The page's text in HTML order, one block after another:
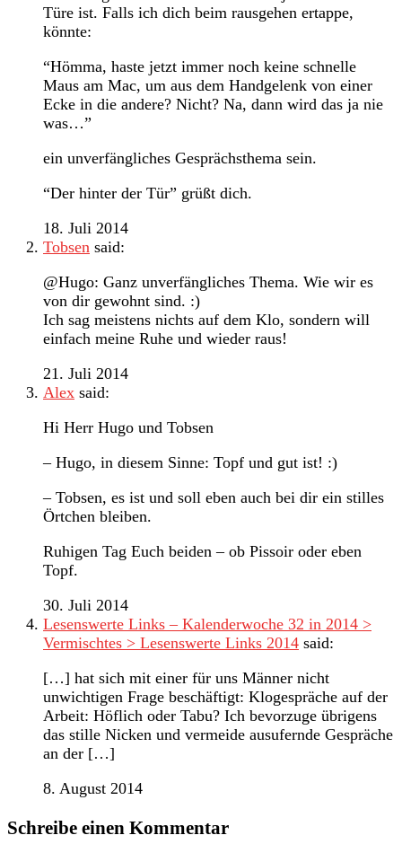
Türe ist. Falls ich dich beim rausgehen ertappe,
könnte:
“Hömma, haste jetzt immer noch keine schnelle
Maus am Mac, um aus dem Handgelenk von einer
Ecke in die andere? Nicht? Na, dann wird das ja nie
was…”
ein unverfängliches Gesprächsthema sein.
“Der hinter der Tür” grüßt dich.
18. Juli 2014
Tobsen said:
@Hugo: Ganz unverfängliches Thema. Wie wir es
von dir gewohnt sind. :)
Ich sag meistens nichts auf dem Klo, sondern will
einfach meine Ruhe und wieder raus!
21. Juli 2014
Alex said:
Hi Herr Hugo und Tobsen
– Hugo, in diesem Sinne: Topf und gut ist! :)
– Tobsen, es ist und soll eben auch bei dir ein stilles
Örtchen bleiben.
Ruhigen Tag Euch beiden – ob Pissoir oder eben
Topf.
30. Juli 2014
Lesenswerte Links – Kalenderwoche 32 in 2014 >
Vermischtes > Lesenswerte Links 2014 said:
[…] hat sich mit einer für uns Männer nicht
unwichtigen Frage beschäftigt: Klogespräche auf der
Arbeit: Höflich oder Tabu? Ich bevorzuge übrigens
das stille Nicken und vermeide ausufernde Gespräche
an der […]
8. August 2014
Schreibe einen Kommentar